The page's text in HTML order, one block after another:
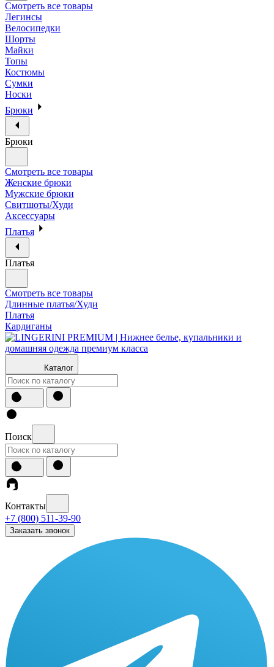
Смотреть все товары
Легинсы
Велосипедки
Шорты
Майки
Топы
Костюмы
Сумки
Носки
Брюки
Брюки
Смотреть все товары
Женские брюки
Мужские брюки
Свитшоты/Худи
Аксессуары
Платья
Платья
Смотреть все товары
Длинные платья/Худи
Платья
Кардиганы
Каталог
Поиск
Контакты
+7 (800) 511-39-90
Заказать звонок